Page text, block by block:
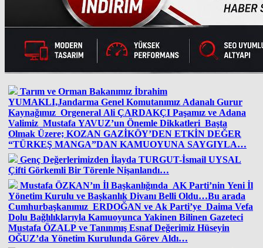
Tarım ve Orman Bakanımız İbrahim
YUMAKLI,Jandarma Genel Komutanımız Adanalı Gurur
Kaynağımız Orgeneral Ali ÇARDAKÇI Paşamız ve Adana
Valimiz Mustafa YAVUZ’un Önemle Dikkatleri Başta
Olmak Üzere; KOZAN GAZİKÖY’DEN ETKİN DEĞER
“TÜRKEŞ MANGA”DAN KAMUOYUNA SAYGIYLA…
Genç Değerlerimizden İlayda TURGUT-İsmail UYSAL
Çifti Görkemli Bir Törenle Nişanlandı…
Mustafa ÖZKAN’ın İl Başkanlığında AK Parti’nin Yeni İl
Yönetim Kurulu ve Başkanlık Divanı Belli Oldu…Bu arada
Cumhurbaşkanımız ERDOĞAN ve Ak Parti’ye Daima Vefa
Dolu Bağlılıklarıyla Kamuoyunca Yakinen Bilinen Gazeteci
Mustafa ÖZALP ve Tanınmış Esnaf Değerimiz Hüseyin
OĞUZ’da Yönetim Kurulunda Görev Aldı…